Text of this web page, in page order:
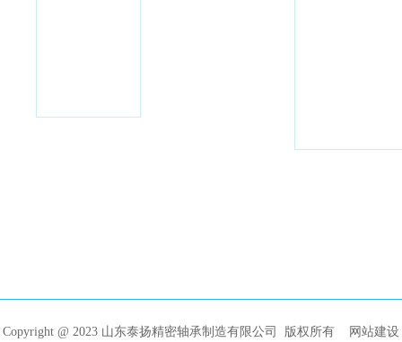
Copyright @ 2023 山东泰扬精密轴承制造有限公司 版权所有 网站建设